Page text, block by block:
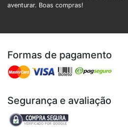
aventurar. Boas compras!
Formas de pagamento
Segurança e avaliação